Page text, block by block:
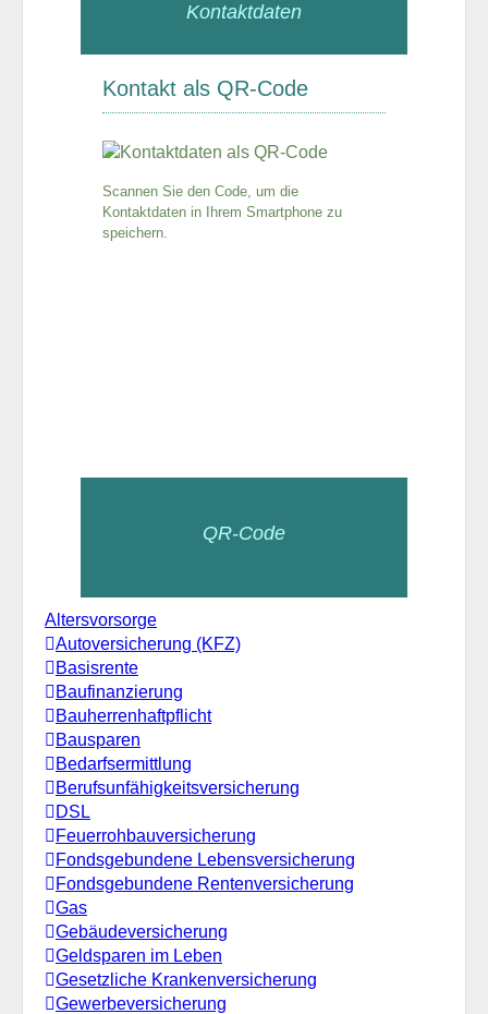
Kontaktdaten
Kontakt als QR-Code
Scannen Sie den Code, um die
Kontaktdaten in Ihrem Smartphone zu
speichern.
QR-Code
Altersvorsorge
Autoversicherung (KFZ)
Basisrente
Baufinanzierung
Bauherrenhaftpflicht
Bausparen
Bedarfsermittlung
Berufs­unfähigkeitsversicherung
DSL
Feuerrohbauversicherung
Fondsgebundene Lebensversicherung
Fondsgebundene Rentenversicherung
Gas
Gebäudeversicherung
Geldsparen im Leben
Gesetzliche Krankenversicherung
Gewerbeversicherung